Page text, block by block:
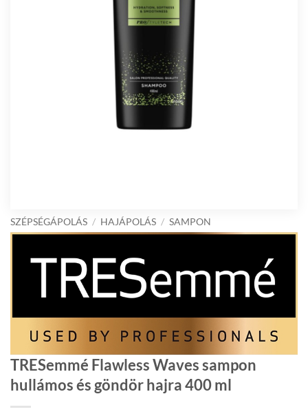
SZÉPSÉGÁPOLÁS / HAJÁPOLÁS / SAMPON
TRESemmé Flawless Waves sampon
hullámos és göndör hajra 400 ml